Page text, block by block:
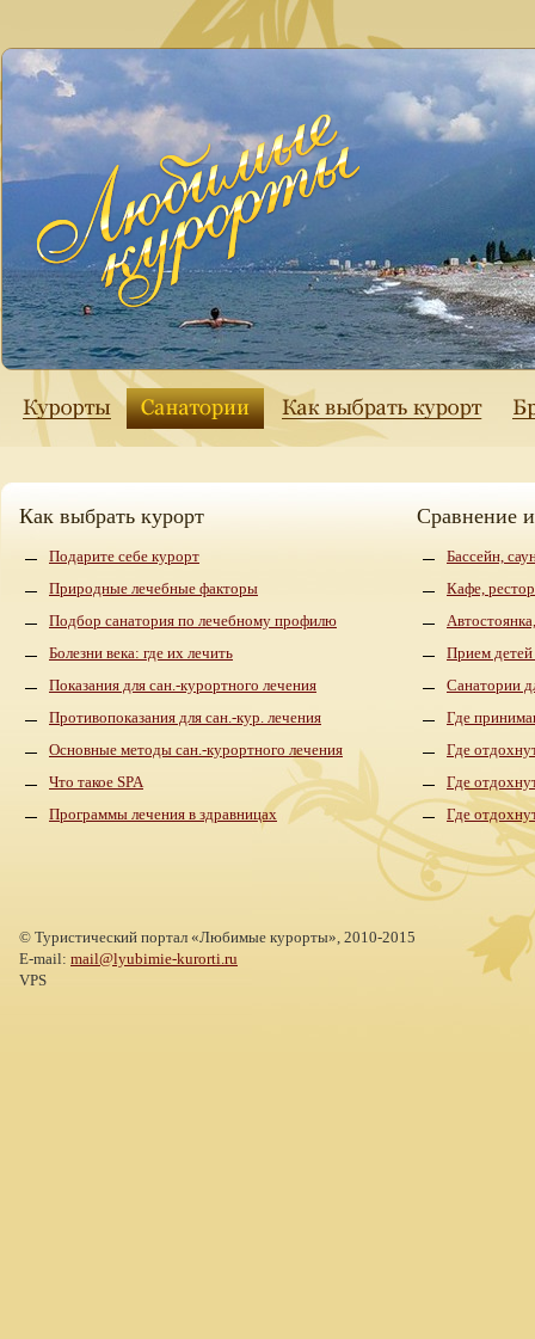
Как выбрать курорт
Подарите себе курорт
Природные лечебные факторы
Подбор санатория по лечебному профилю
Болезни века: где их лечить
Показания для сан.-курортного лечения
Противопоказания для сан.-кур. лечения
Основные методы сан.-курортного лечения
Что такое SPA
Программы лечения в здравницах
Сравнение
Бассейн,
Кафе,
Прием детей
Санатории
Где
Где
Где
Где
© Туристический портал «Любимые курорты», 2010-2015
E-mail: mail@lyubimie-kurorti.ru
VPS